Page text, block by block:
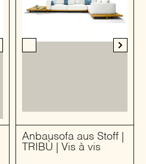
Anbausofa aus Stoff |
TRIBÙ | Vis à vis